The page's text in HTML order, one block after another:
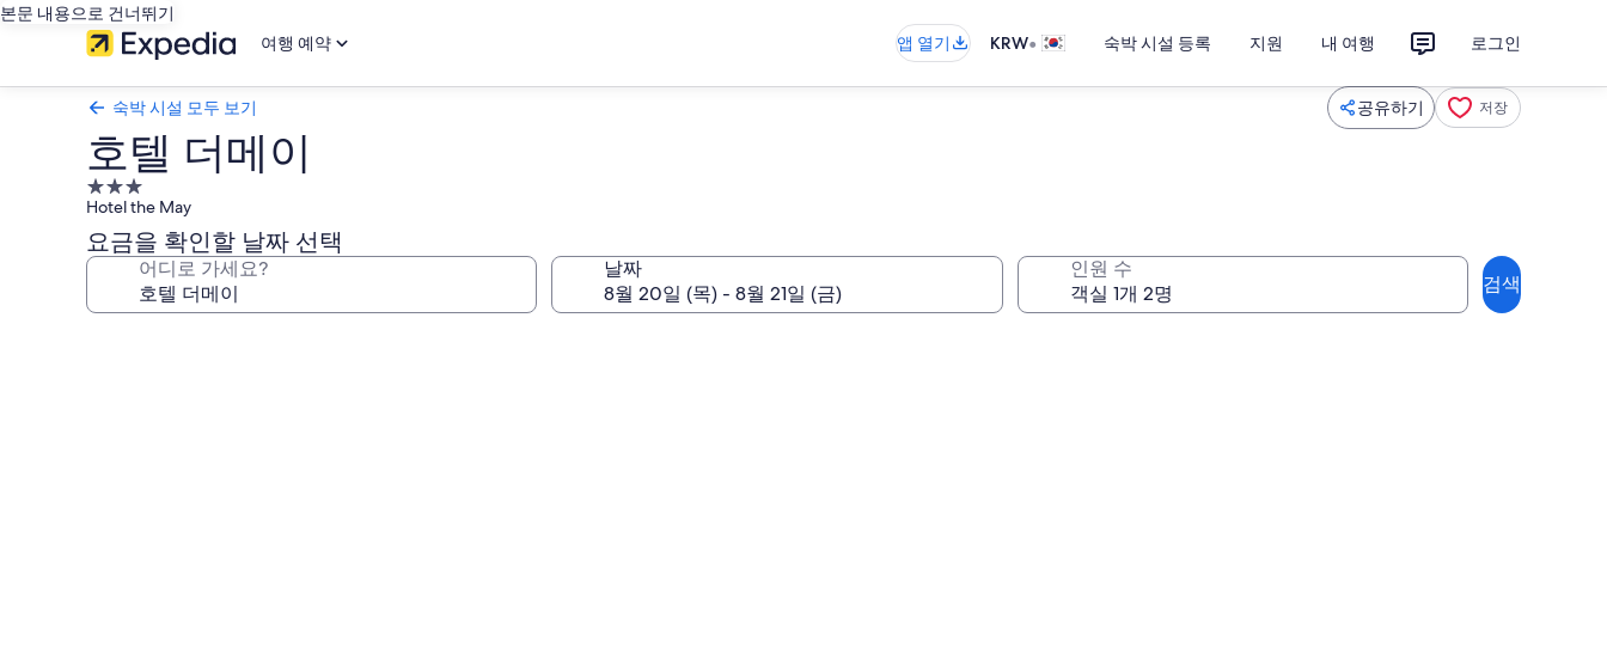
본문 내용으로 건너뛰기
여행 예약
앱 열기 KRW• 숙박 시설 등록 지원 내 여행 로그인
숙박 시설 모두 보기 공유하기 저장
호텔 더메이
3.0
성
급
숙
시
Hotel the May
요금을 확인할 날짜 선택
어디로 가세요? 날짜 인원 수
검색